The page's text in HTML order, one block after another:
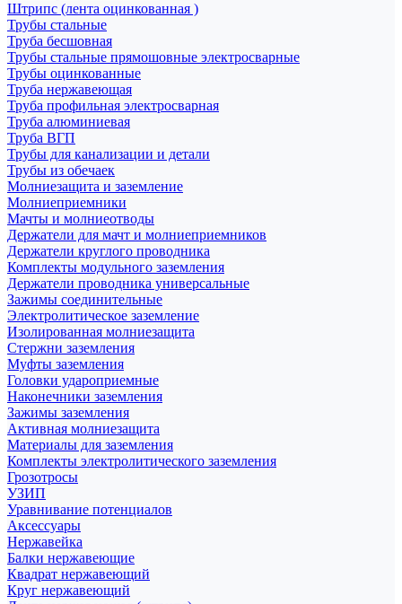
Штрипс (лента оцинкованная )
Трубы стальные
Труба бесшовная
Трубы стальные прямошовные электросварные
Трубы оцинкованные
Труба нержавеющая
Труба профильная электросварная
Труба алюминиевая
Труба ВГП
Трубы для канализации и детали
Трубы из обечаек
Молниезащита и заземление
Молниеприемники
Мачты и молниеотводы
Держатели для мачт и молниеприемников
Держатели круглого проводника
Комплекты модульного заземления
Держатели проводника универсальные
Зажимы соединительные
Электролитическое заземление
Изолированная молниезащита
Стержни заземления
Муфты заземления
Головки удароприемные
Наконечники заземления
Зажимы заземления
Активная молниезащита
Материалы для заземления
Комплекты электролитического заземления
Грозотросы
УЗИП
Уравнивание потенциалов
Аксессуары
Нержавейка
Балки нержавеющие
Квадрат нержавеющий
Круг нержавеющий